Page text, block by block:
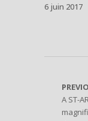
6 juin 2017
A ST-